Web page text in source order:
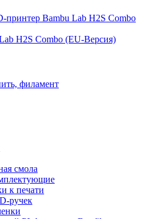
H2S Combo (EU-Версия)
филамент
смола
к печати
ручек